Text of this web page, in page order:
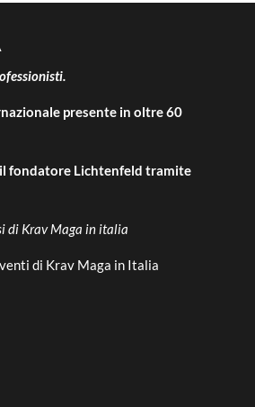
presente in oltre 60
fondatore Lichtenfeld tramite
di Krav Maga in italia
di Krav Maga in Italia